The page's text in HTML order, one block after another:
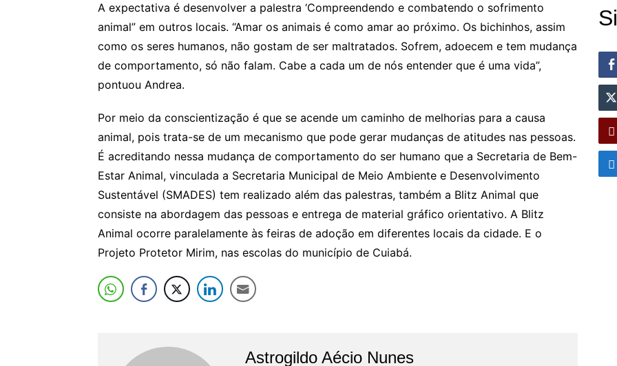
A expectativa é desenvolver a palestra ‘Compreendendo e combatendo o sofrimento
animal” em outros locais. “Amar os animais é como amar ao próximo. Os bichinhos, assim
como os seres humanos, não gostam de ser maltratados. Sofrem, adoecem e tem mudança
de comportamento, só não falam. Cabe a cada um de nós entender que é uma vida”,
pontuou Andrea.
Por meio da conscientização é que se acende um caminho de melhorias para a causa
animal, pois trata-se de um mecanismo que pode gerar mudanças de atitudes nas pessoas.
É acreditando nessa mudança de comportamento do ser humano que a Secretaria de Bem-
Estar Animal, vinculada a Secretaria Municipal de Meio Ambiente e Desenvolvimento
Sustentável (SMADES) tem realizado além das palestras, também a Blitz Animal que
consiste na abordagem das pessoas e entrega de material gráfico orientativo. A Blitz
Animal ocorre paralelamente às feiras de adoção em diferentes locais da cidade. E o
Projeto Protetor Mirim, nas escolas do município de Cuiabá.
Astrogildo Aécio Nunes